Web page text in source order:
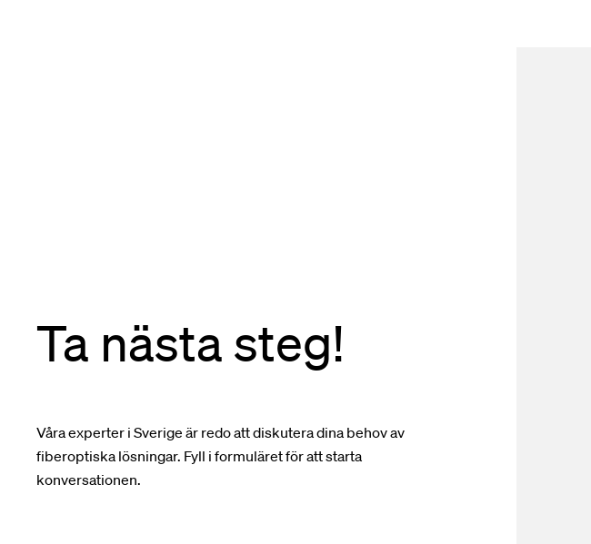
Ta nästa steg!
Våra experter i Sverige är redo att diskutera dina behov av
fiberoptiska lösningar. Fyll i formuläret för att starta
konversationen.